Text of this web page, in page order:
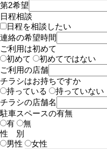
第2希望
日程相談
日程を相談したい
連絡の希望時間
ご利用は初めて
初めて
初めてではない
ご利用の店舗
チラシはお持ちですか
持っている
持っていない
チラシの店舗名
駐車スペースの有無
有
無
性 別
男性
女性